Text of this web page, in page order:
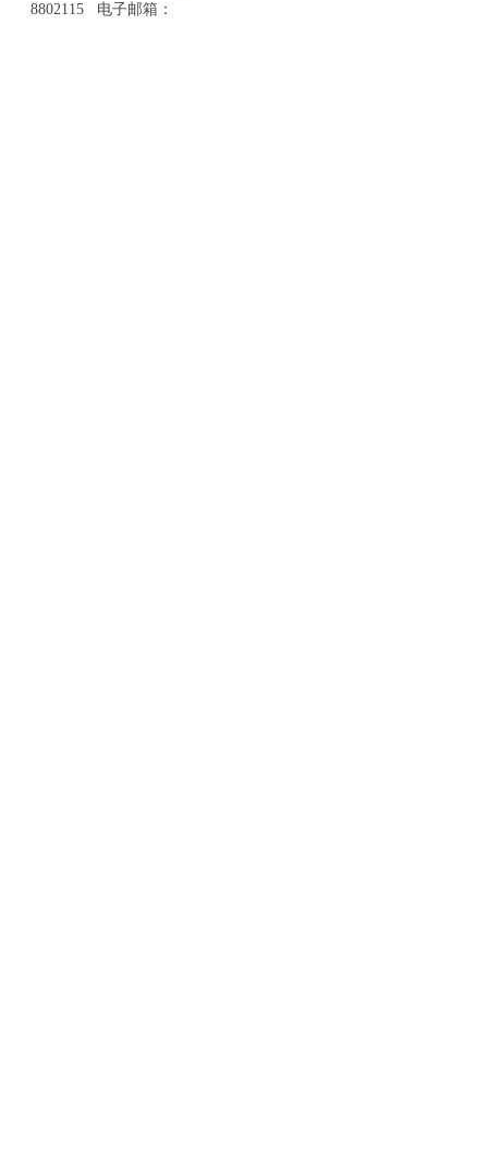
8802115 电子邮箱：